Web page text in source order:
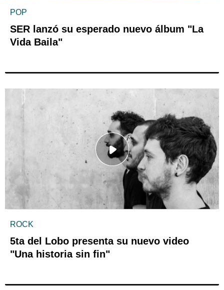
POP
SER lanzó su esperado nuevo álbum "La
Vida Baila"
ROCK
5ta del Lobo presenta su nuevo video
"Una historia sin fin"